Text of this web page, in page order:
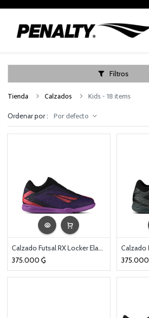
Filtros
Tienda Calzados Kids - 18 items
Ordenar por : Por defecto
Calzado Futsal RX Locker Elastico Lila
375.000 ₲
375.000